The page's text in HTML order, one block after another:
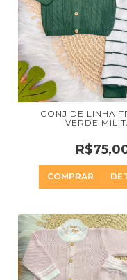
CONJ DE LINHA
VERDE
COMPRAR